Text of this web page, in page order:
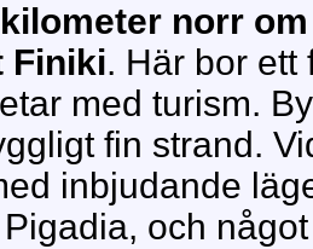
norr
Finiki. Här bor ett
med turism.
fin strand.
inbjudande
och